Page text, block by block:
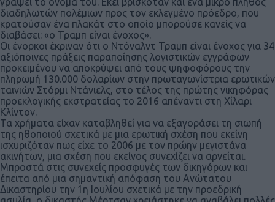
διαδηλωτών πολέμιων προς τον εκλεγμένο πρόεδρο, που
κρατούσαν ένα πλακάτ στο οποίο μπορούσε κανείς να
διαβάσει: «ο Τραμπ είναι ένοχος».
Οι ένορκοι έκριναν ότι ο Ντόναλντ Τραμπ είναι ένοχος για 34
αξιόποινες πράξεις παραποίησης λογιστικών εγγράφων
προκειμένου να αποκρύψει από τους ψηφοφόρους την
πληρωμή 130.000 δολαρίων στην πρωταγωνίστρια ερωτικών
ταινιών Στόρμι Ντάνιελς, στο τέλος της πρώτης νικηφόρας
προεκλογικής εκστρατείας το 2016 απέναντι στη Χίλαρι
Κλίντον.
Τα χρήματα είχαν καταβληθεί για να εξαγοράσει τη σιωπή
της ηθοποιού σχετικά με μια ερωτική σχέση που εκείνη
ισχυριζόταν πως είχε το 2006 με τον πρώην μεγιστάνα
ακινήτων, μια σχέση που εκείνος συνεχίζει να αρνείται.
Μπροστά στις συνεχείς προσφυγές των δικηγόρων και
έπειτα από μια σημαντική απόφαση του Ανώτατου
Δικαστηρίου την 1η Ιουλίου σχετικά με την προεδρική